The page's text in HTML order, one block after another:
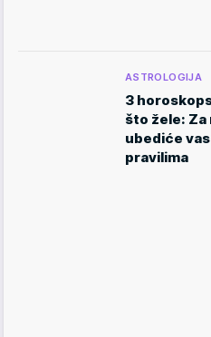
ASTROLOGIJA
3
što žele:
ubediće
pravilima